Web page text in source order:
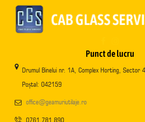
Punct de lucru
Drumul Binelui nr. 1A, Complex Horting, Sector
Poștal: 042159
office@geamuriutilaje.ro
0761 781 890